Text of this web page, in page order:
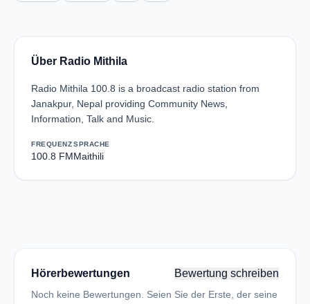
Über Radio Mithila
Radio Mithila 100.8 is a broadcast radio station from
Janakpur, Nepal providing Community News,
Information, Talk and Music.
FREQUENZ
100.8 FM
SPRACHE
Maithili
Hörerbewertungen Bewertung schreiben
Noch keine Bewertungen. Seien Sie der Erste, der seine